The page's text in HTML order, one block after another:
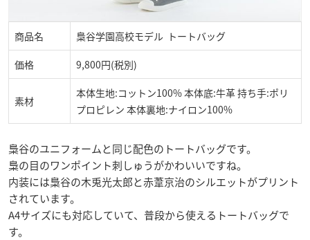
商品名 梟谷学園高校モデル トートバッグ
価格 9,800円(税別)
素材
本体生地:コットン100% 本体底:牛革 持ち手:ポリ
プロピレン 本体裏地:ナイロン100%
梟谷のユニフォームと同じ配色のトートバッグです。
梟の目のワンポイント刺しゅうがかわいいですね。
内装には梟谷の木兎光太郎と赤葦京治のシルエットがプリント
されています。
A4サイズにも対応していて、普段から使えるトートバッグで
す。